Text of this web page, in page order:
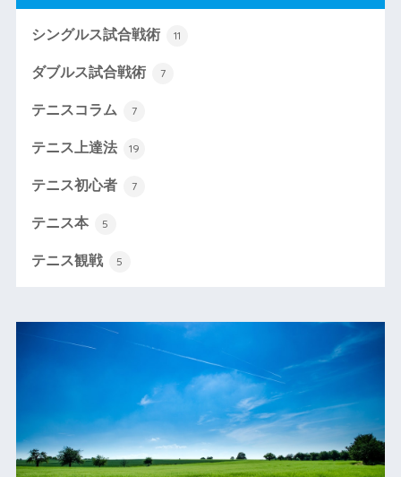
シングルス試合戦術 11
ダブルス試合戦術 7
テニスコラム 7
テニス上達法 19
テニス初心者 7
テニス本 5
テニス観戦 5